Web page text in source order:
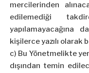
mercilerinden
edilemediği
kişilerce yazılı olarak
c) Bu Yönetmelikte
dışından temin